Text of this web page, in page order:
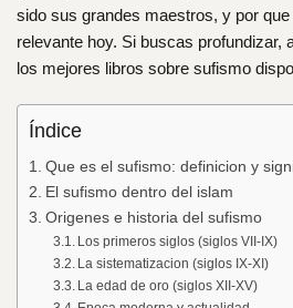
sido sus grandes maestros, y por
relevante hoy. Si buscas profundizar,
los mejores libros sobre sufismo
Índice
Que es el sufismo: definicion y
El sufismo dentro del islam
Origenes e historia del sufismo
Los primeros siglos (siglos VII-IX)
La sistematizacion (siglos IX-XI)
La edad de oro (siglos XII-XV)